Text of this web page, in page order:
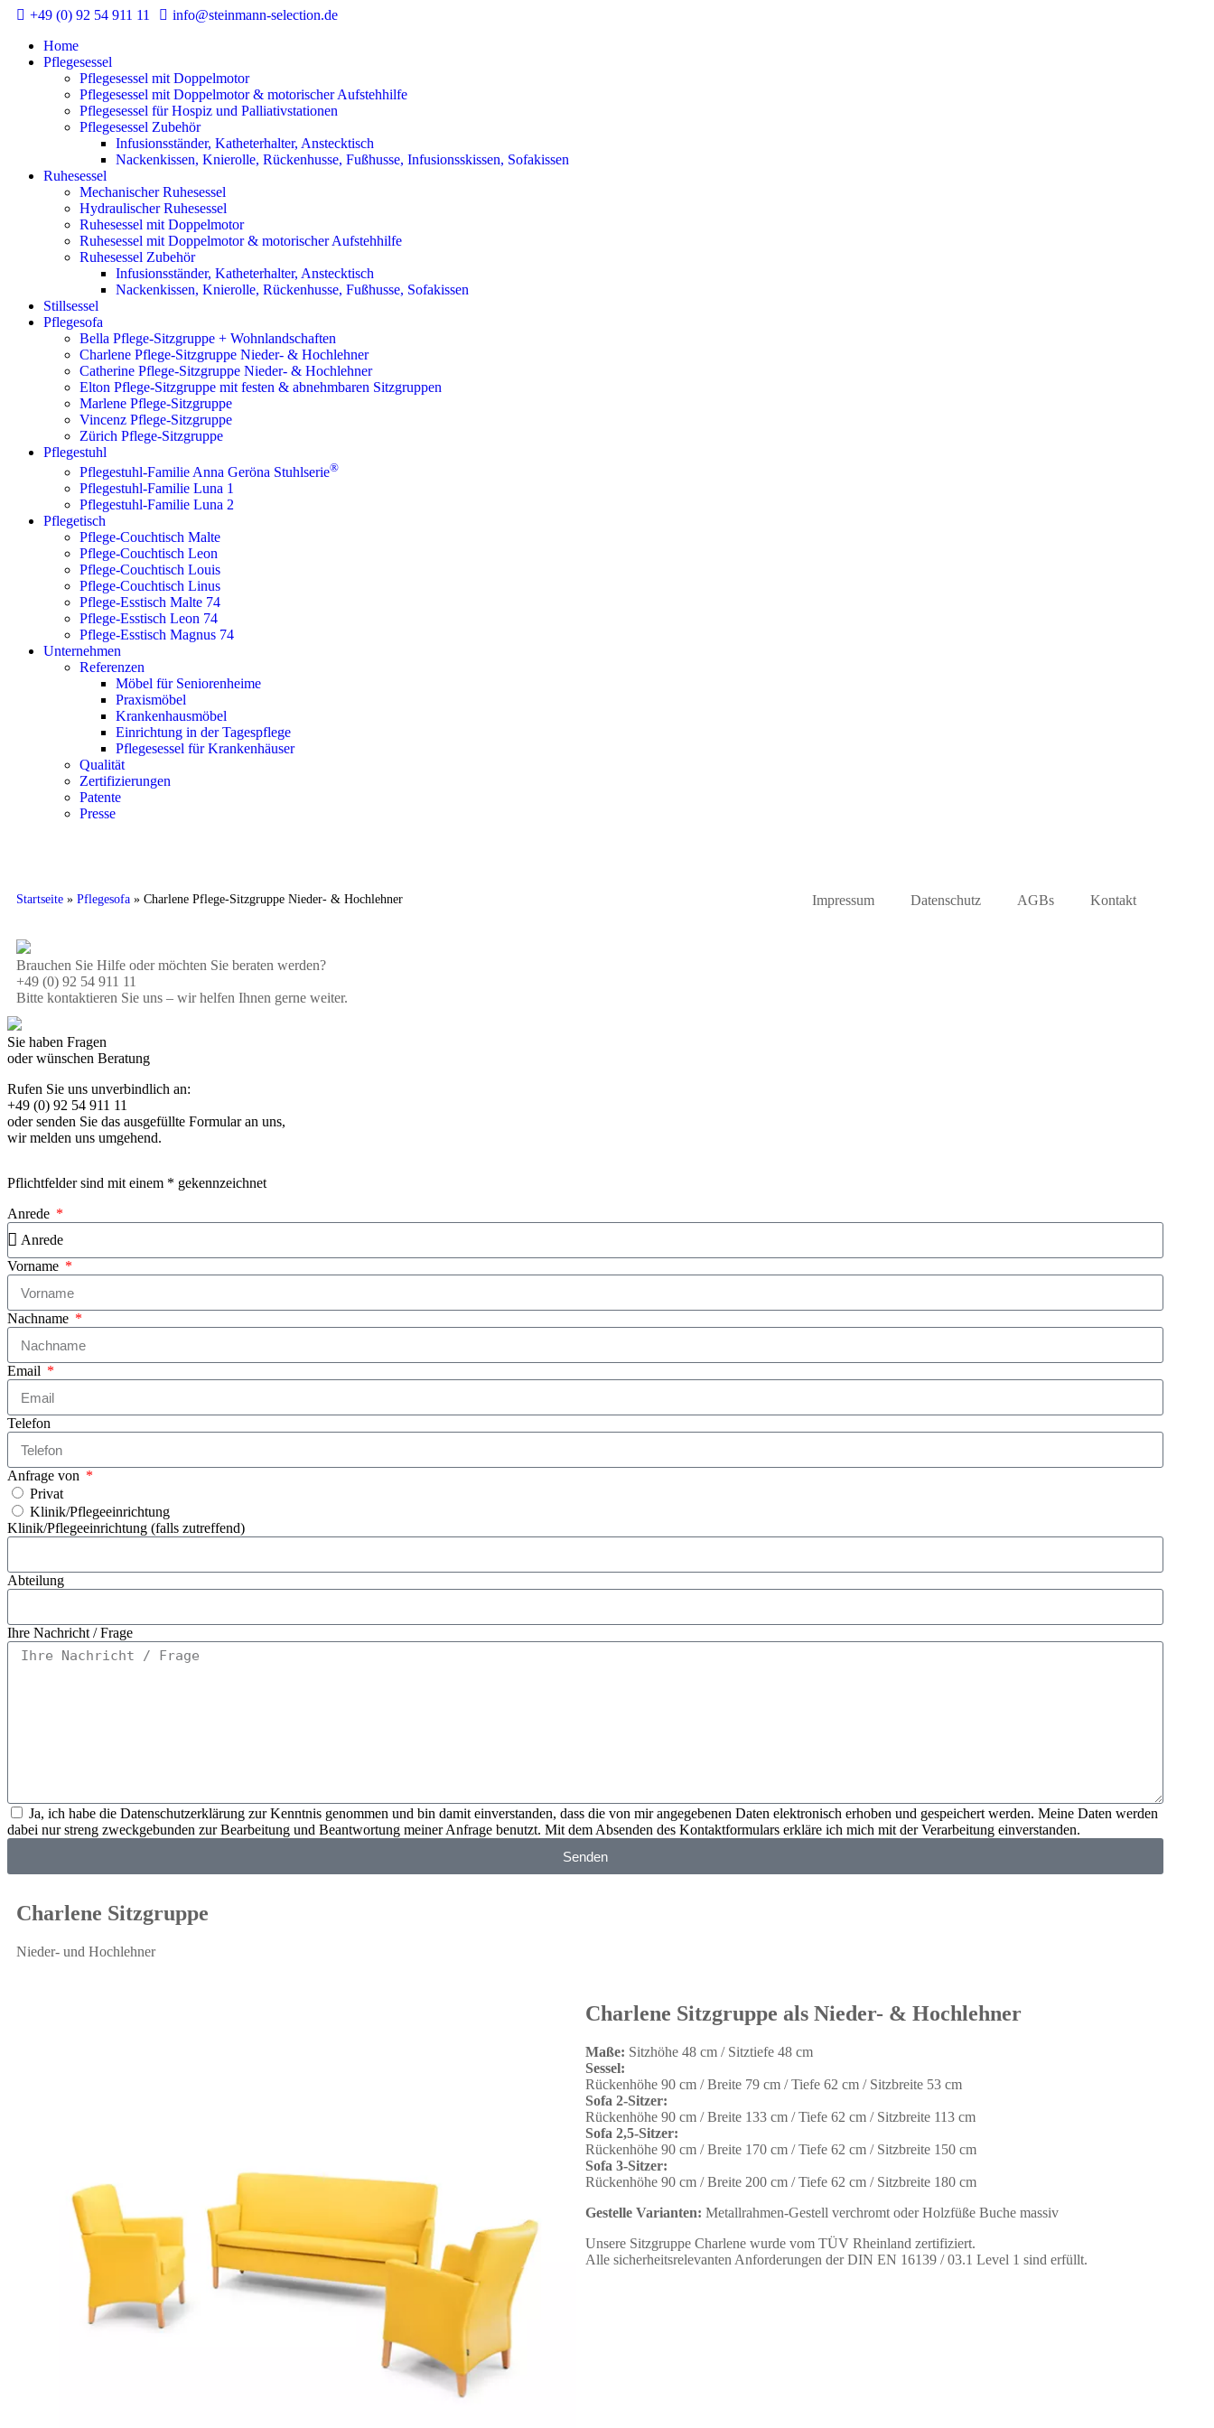
+49 (0) 92 54 911 11
info@steinmann-selection.de
Home
Pflegesessel
Pflegesessel mit Doppelmotor
Pflegesessel mit Doppelmotor & motorischer Aufstehhilfe
Pflegesessel für Hospiz und Palliativstationen
Pflegesessel Zubehör
Infusionsständer, Katheterhalter, Anstecktisch
Nackenkissen, Knierolle, Rückenhusse, Fußhusse, Infusionsskissen, Sofakissen
Ruhesessel
Mechanischer Ruhesessel
Hydraulischer Ruhesessel
Ruhesessel mit Doppelmotor
Ruhesessel mit Doppelmotor & motorischer Aufstehhilfe
Ruhesessel Zubehör
Infusionsständer, Katheterhalter, Anstecktisch
Nackenkissen, Knierolle, Rückenhusse, Fußhusse, Sofakissen
Stillsessel
Pflegesofa
Bella Pflege-Sitzgruppe + Wohnlandschaften
Charlene Pflege-Sitzgruppe Nieder- & Hochlehner
Catherine Pflege-Sitzgruppe Nieder- & Hochlehner
Elton Pflege-Sitzgruppe mit festen & abnehmbaren Sitzgruppen
Marlene Pflege-Sitzgruppe
Vincenz Pflege-Sitzgruppe
Zürich Pflege-Sitzgruppe
Pflegestuhl
Pflegestuhl-Familie Anna Geröna Stuhlserie®
Pflegestuhl-Familie Luna 1
Pflegestuhl-Familie Luna 2
Pflegetisch
Pflege-Couchtisch Malte
Pflege-Couchtisch Leon
Pflege-Couchtisch Louis
Pflege-Couchtisch Linus
Pflege-Esstisch Malte 74
Pflege-Esstisch Leon 74
Pflege-Esstisch Magnus 74
Unternehmen
Referenzen
Möbel für Seniorenheime
Praxismöbel
Krankenhausmöbel
Einrichtung in der Tagespflege
Pflegesessel für Krankenhäuser
Qualität
Zertifizierungen
Patente
Presse
Startseite » Pflegesofa » Charlene Pflege-Sitzgruppe Nieder- & Hochlehner Impressum Datenschutz AGBs Kontakt
Brauchen Sie Hilfe oder möchten Sie beraten werden?
+49 (0) 92 54 911 11
Bitte kontaktieren Sie uns – wir helfen Ihnen gerne weiter.
Sie haben Fragen
oder wünschen Beratung
Rufen Sie uns unverbindlich an:
+49 (0) 92 54 911 11
oder senden Sie das ausgefüllte Formular an uns,
wir melden uns umgehend.
Pflichtfelder sind mit einem * gekennzeichnet
Anrede
Vorname
Nachname
Email
Telefon
Anfrage von
Privat
Klinik/Pflegeeinrichtung
Klinik/Pflegeeinrichtung (falls zutreffend)
Abteilung
Ihre Nachricht / Frage
Ja, ich habe die Datenschutzerklärung zur Kenntnis genommen und bin damit einverstanden, dass die von mir angegebenen Daten elektronisch erhoben und gespeichert werden. Meine Daten werden
dabei nur streng zweckgebunden zur Bearbeitung und Beantwortung meiner Anfrage benutzt. Mit dem Absenden des Kontaktformulars erkläre ich mich mit der Verarbeitung einverstanden.
Senden
Charlene Sitzgruppe
Nieder- und Hochlehner
Charlene Sitzgruppe als Nieder- & Hochlehner
Maße: Sitzhöhe 48 cm / Sitztiefe 48 cm
Sessel:
Rückenhöhe 90 cm / Breite 79 cm / Tiefe 62 cm / Sitzbreite 53 cm
Sofa 2-Sitzer:
Rückenhöhe 90 cm / Breite 133 cm / Tiefe 62 cm / Sitzbreite 113 cm
Sofa 2,5-Sitzer:
Rückenhöhe 90 cm / Breite 170 cm / Tiefe 62 cm / Sitzbreite 150 cm
Sofa 3-Sitzer:
Rückenhöhe 90 cm / Breite 200 cm / Tiefe 62 cm / Sitzbreite 180 cm
Gestelle Varianten: Metallrahmen-Gestell verchromt oder Holzfüße Buche massiv
Unsere Sitzgruppe Charlene wurde vom TÜV Rheinland zertifiziert.
Alle sicherheitsrelevanten Anforderungen der DIN EN 16139 / 03.1 Level 1 sind erfüllt.